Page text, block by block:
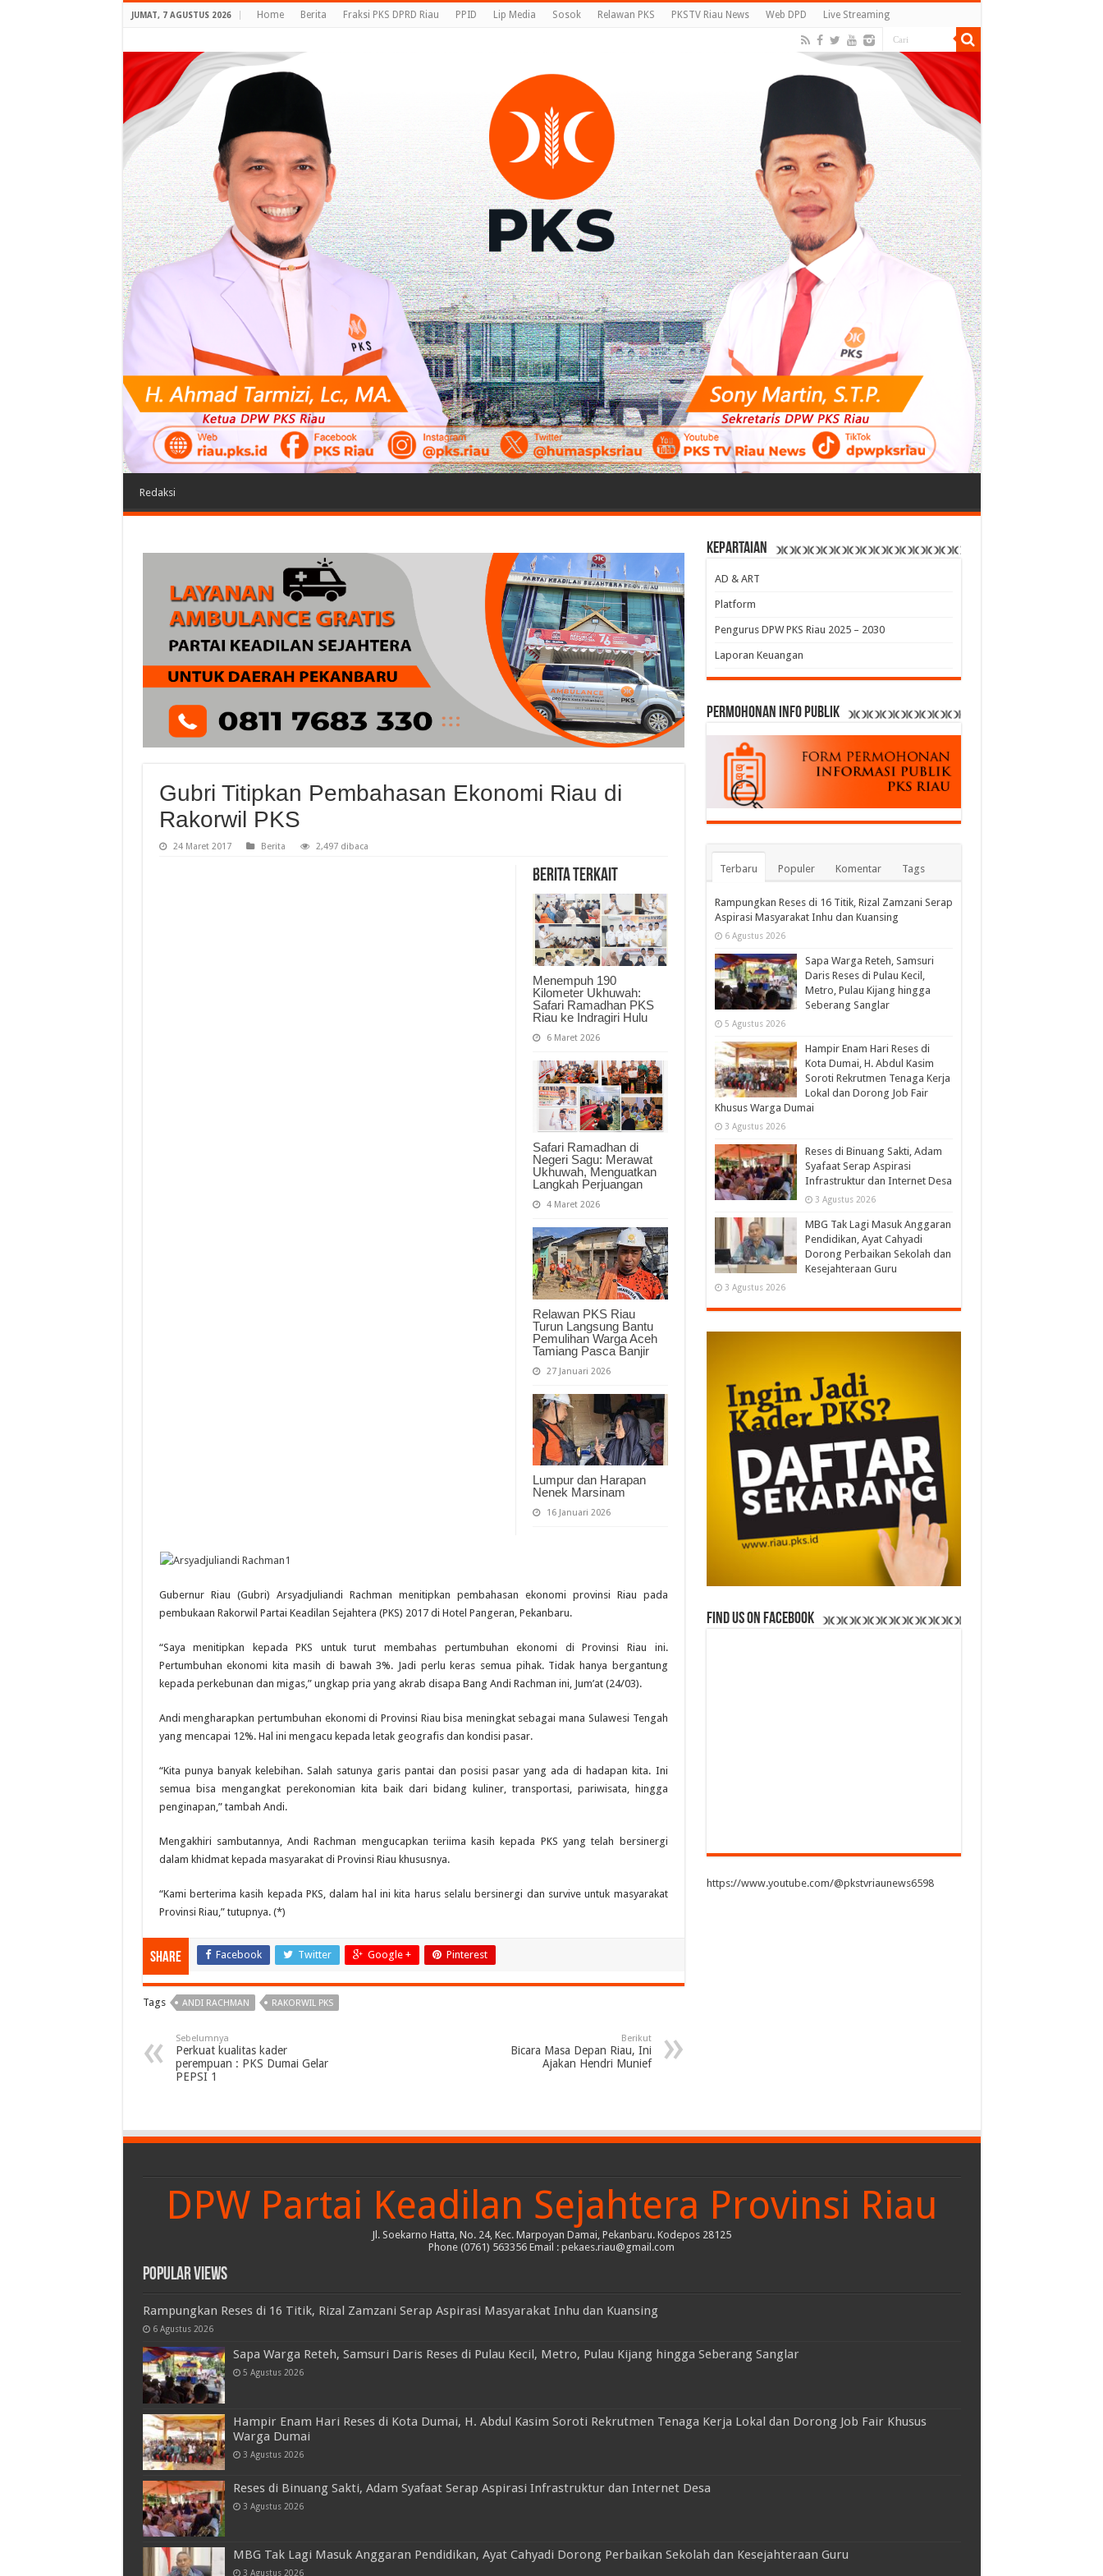
JUMAT, 7 AGUSTUS 2026 Home Berita Fraksi PKS DPRD Riau PPID Lip Media Sosok Relawan PKS PKSTV Riau News Web DPD Live Streaming
Redaksi
Gubri Titipkan Pembahasan Ekonomi Riau di
Rakorwil PKS
24 Maret 2017 Berita 2,497 dibaca
Berita Terkait
Menempuh 190
Kilometer Ukhuwah:
Safari Ramadhan PKS
Riau ke Indragiri Hulu
6 Maret 2026
Safari Ramadhan di
Negeri Sagu: Merawat
Ukhuwah, Menguatkan
Langkah Perjuangan
4 Maret 2026
Relawan PKS Riau
Turun Langsung Bantu
Pemulihan Warga Aceh
Tamiang Pasca Banjir
27 Januari 2026
Lumpur dan Harapan
Nenek Marsinam
16 Januari 2026
Gubernur Riau (Gubri) Arsyadjuliandi Rachman menitipkan pembahasan ekonomi provinsi Riau pada
pembukaan Rakorwil Partai Keadilan Sejahtera (PKS) 2017 di Hotel Pangeran, Pekanbaru.
“Saya menitipkan kepada PKS untuk turut membahas pertumbuhan ekonomi di Provinsi Riau ini.
Pertumbuhan ekonomi kita masih di bawah 3%. Jadi perlu keras semua pihak. Tidak hanya bergantung
kepada perkebunan dan migas,” ungkap pria yang akrab disapa Bang Andi Rachman ini, Jum’at (24/03).
Andi mengharapkan pertumbuhan ekonomi di Provinsi Riau bisa meningkat sebagai mana Sulawesi Tengah
yang mencapai 12%. Hal ini mengacu kepada letak geografis dan kondisi pasar.
“Kita punya banyak kelebihan. Salah satunya garis pantai dan posisi pasar yang ada di hadapan kita. Ini
semua bisa mengangkat perekonomian kita baik dari bidang kuliner, transportasi, pariwisata, hingga
penginapan,” tambah Andi.
Mengakhiri sambutannya, Andi Rachman mengucapkan teriima kasih kepada PKS yang telah bersinergi
dalam khidmat kepada masyarakat di Provinsi Riau khususnya.
“Kami berterima kasih kepada PKS, dalam hal ini kita harus selalu bersinergi dan survive untuk masyarakat
Provinsi Riau,” tutupnya. (*)
Share Facebook Twitter Google + Pinterest
Tags ANDI RACHMAN RAKORWIL PKS
Sebelumnya
Perkuat kualitas kader
perempuan : PKS Dumai Gelar
PEPSI 1
Berikut
Bicara Masa Depan Riau, Ini
Ajakan Hendri Munief
Kepartaian
AD & ART
Platform
Pengurus DPW PKS Riau 2025 – 2030
Laporan Keuangan
permohonan Info Publik
Terbaru Populer Komentar Tags
Rampungkan Reses di 16 Titik, Rizal Zamzani Serap
Aspirasi Masyarakat Inhu dan Kuansing
6 Agustus 2026
Sapa Warga Reteh, Samsuri
Daris Reses di Pulau Kecil,
Metro, Pulau Kijang hingga
Seberang Sanglar
5 Agustus 2026
Hampir Enam Hari Reses di
Kota Dumai, H. Abdul Kasim
Soroti Rekrutmen Tenaga Kerja
Lokal dan Dorong Job Fair
Khusus Warga Dumai
3 Agustus 2026
Reses di Binuang Sakti, Adam
Syafaat Serap Aspirasi
Infrastruktur dan Internet Desa
3 Agustus 2026
MBG Tak Lagi Masuk Anggaran
Pendidikan, Ayat Cahyadi
Dorong Perbaikan Sekolah dan
Kesejahteraan Guru
3 Agustus 2026
Find us on Facebook
https://www.youtube.com/@pkstvriaunews6598
DPW Partai Keadilan Sejahtera Provinsi Riau
Jl. Soekarno Hatta, No. 24, Kec. Marpoyan Damai, Pekanbaru. Kodepos 28125
Phone (0761) 563356 Email : pekaes.riau@gmail.com
Popular Views
Rampungkan Reses di 16 Titik, Rizal Zamzani Serap Aspirasi Masyarakat Inhu dan Kuansing
6 Agustus 2026
Sapa Warga Reteh, Samsuri Daris Reses di Pulau Kecil, Metro, Pulau Kijang hingga Seberang Sanglar
5 Agustus 2026
Hampir Enam Hari Reses di Kota Dumai, H. Abdul Kasim Soroti Rekrutmen Tenaga Kerja Lokal dan Dorong Job Fair Khusus
Warga Dumai
3 Agustus 2026
Reses di Binuang Sakti, Adam Syafaat Serap Aspirasi Infrastruktur dan Internet Desa
3 Agustus 2026
MBG Tak Lagi Masuk Anggaran Pendidikan, Ayat Cahyadi Dorong Perbaikan Sekolah dan Kesejahteraan Guru
3 Agustus 2026